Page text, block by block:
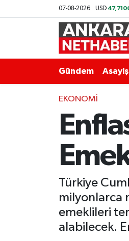
07-08-2026 USD
Gündem Asayiş
EKONOMI
Türkiye
milyonlarca
emeklileri
alabilecek.
Ekonomi
Gündem
Resmi İlanlar
Ankara Hava Durumu
Tüm Manşetler
Son Dakika Haberleri